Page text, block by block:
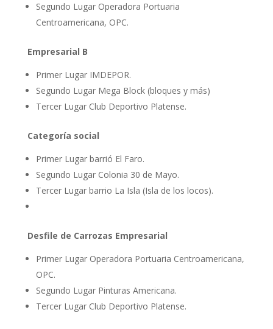
Segundo Lugar Operadora Portuaria
Centroamericana, OPC.
Empresarial B
Primer Lugar IMDEPOR.
Segundo Lugar Mega Block (bloques y más)
Tercer Lugar Club Deportivo Platense.
Categoría social
Primer Lugar barrió El Faro.
Segundo Lugar Colonia 30 de Mayo.
Tercer Lugar barrio La Isla (Isla de los locos).
Desfile de Carrozas Empresarial
Primer Lugar Operadora Portuaria Centroamericana,
OPC.
Segundo Lugar Pinturas Americana.
Tercer Lugar Club Deportivo Platense.